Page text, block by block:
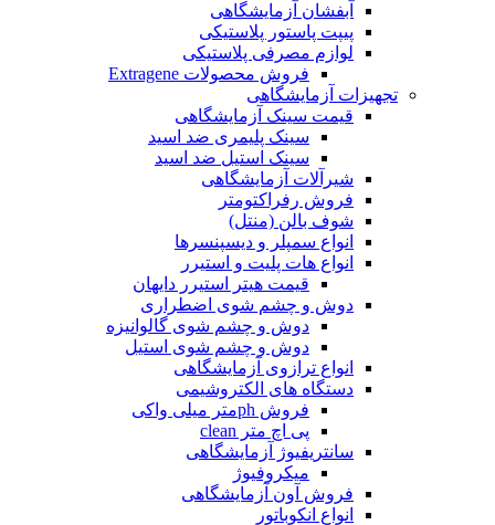
آبفشان آزمایشگاهی
پیپت پاستور پلاستیکی
لوازم مصرفی پلاستیکی
فروش محصولات Extragene
تجهیزات آزمایشگاهی
قیمت سینک آزمایشگاهی
سینک پلیمری ضد اسید
سینک استیل ضد اسید
شیرآلات آزمایشگاهی
فروش رفراکتومتر
شوف بالن (منتل)
انواع سمپلر و دیسپنسرها
انواع هات پلیت و استیرر
قیمت هیتر استیرر دایهان
دوش و چشم شوی اضطراری
دوش و چشم شوی گالوانیزه
دوش و چشم شوی استیل
انواع ترازوی آزمایشگاهی
دستگاه های الکتروشیمی
فروش phمتر میلی واکی
پی اچ متر clean
سانتریفیوژ آزمایشگاهی
میکروفیوژ
فروش آون آزمایشگاهی
انواع انکوباتور